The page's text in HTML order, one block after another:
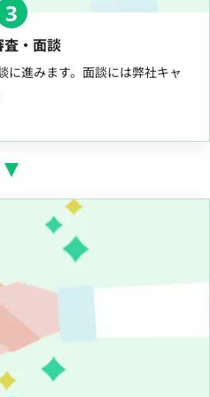
3
査・面談
に進みます。面談には弊社キャ